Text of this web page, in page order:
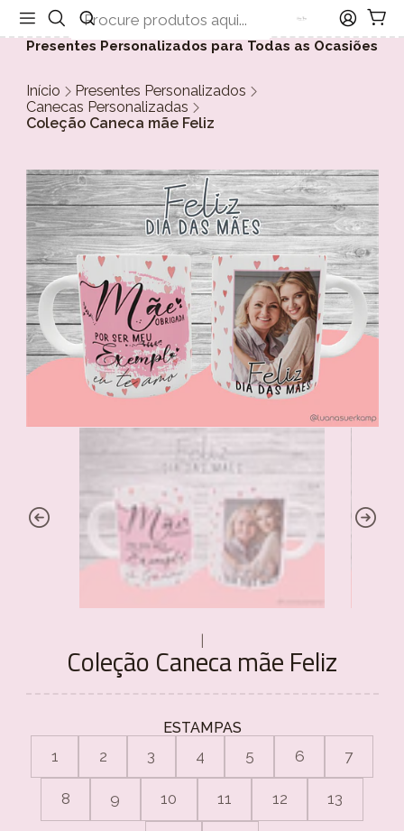
Presentes Personalizados para Todas as Ocasiões
Início
Presentes Personalizados
Canecas Personalizadas
Coleção Caneca mãe Feliz
Coleção Caneca mãe Feliz
ESTAMPAS
1 2 3 4 5 6 7
8 9 10 11 12 13